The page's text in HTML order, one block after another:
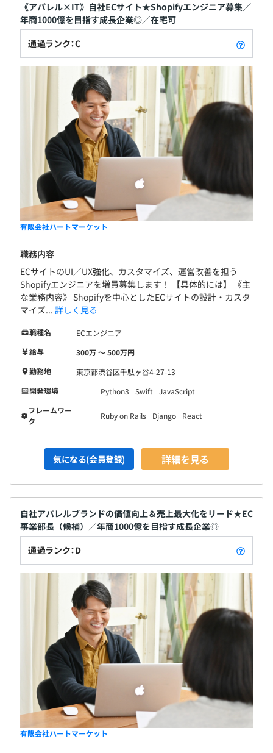
《アパレル×IT》自社ECサイト★Shopifyエンジニア募集／
年商1000億を目指す成長企業◎／在宅可
通過ランク：C
有限会社ハートマーケット
職務内容
ECサイトのUI／UX強化、カスタマイズ、運営改善を担う
Shopifyエンジニアを増員募集します！ 【具体的には】 《主
な業務内容》 Shopifyを中心としたECサイトの設計・カスタ
マイズ... 詳しく見る
職種名
ECエンジニア
給与
300万 〜 500万円
勤務地
東京都渋谷区千駄ヶ谷4-27-13
開発環境
Python3 Swift
JavaScript
フレームワー
ク
Ruby on Rails Django React
気になる(会員登録) 詳細を見る
自社アパレルブランドの価値向上＆売上最大化をリード★EC
事業部長（候補）／年商1000億を目指す成長企業◎
通過ランク：D
有限会社ハートマーケット